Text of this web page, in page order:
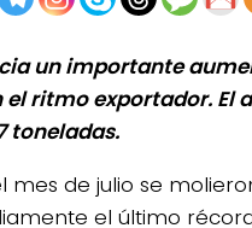
un importante
el ritmo exportador. El
toneladas.
mes de julio se
el último